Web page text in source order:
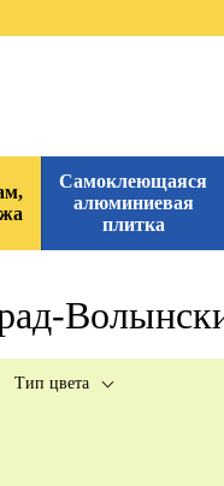
Самоклеющаяся
алюминиевая
плитка
Тип цвета